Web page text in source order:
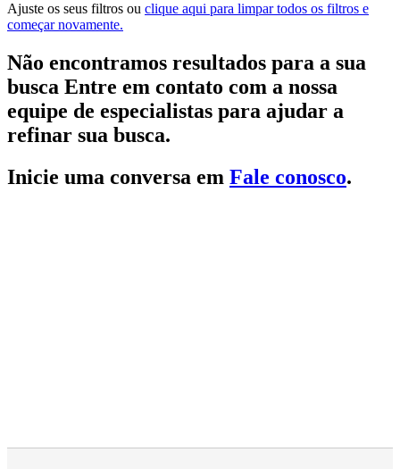
Ajuste os seus filtros ou clique aqui para limpar todos os filtros e
começar novamente.
Não encontramos resultados para a sua
busca Entre em contato com a nossa
equipe de especialistas para ajudar a
refinar sua busca.
Inicie uma conversa em Fale conosco.